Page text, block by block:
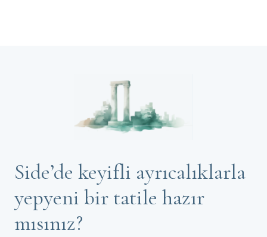
Side’de keyifli ayrıcalıklarla
yepyeni bir tatile hazır
mısınız?